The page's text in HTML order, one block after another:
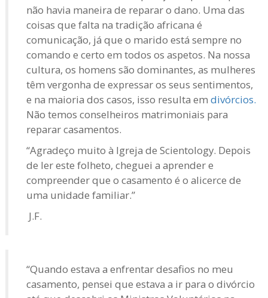
não havia maneira de reparar o dano. Uma das
coisas que falta na tradição africana é
comunicação, já que o marido está sempre no
comando e certo em todos os aspetos. Na nossa
cultura, os homens são dominantes, as mulheres
têm vergonha de expressar os seus sentimentos,
e na maioria dos casos, isso resulta em divórcios.
Não temos conselheiros matrimoniais para
reparar casamentos.
“Agradeço muito à Igreja de Scientology. Depois
de ler este folheto, cheguei a aprender e
compreender que o casamento é o alicerce de
uma unidade familiar.”
J.F.
“Quando estava a enfrentar desafios no meu
casamento, pensei que estava a ir para o divórcio